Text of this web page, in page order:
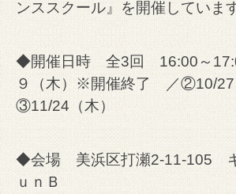
ンススクール』を開催していま
◆開催日時 全3回 16:00～
９（木）※開催終了 ／②10/
③11/24（木）
◆会場 美浜区打瀬2-11-105 キ
ｕｎＢ